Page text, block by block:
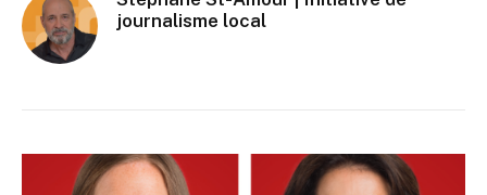
journalisme local